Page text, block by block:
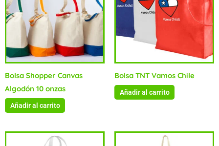
Bolsa Shopper Canvas
Algodón 10 onzas
Añadir al carrito
Bolsa TNT Vamos Chile
Añadir al carrito